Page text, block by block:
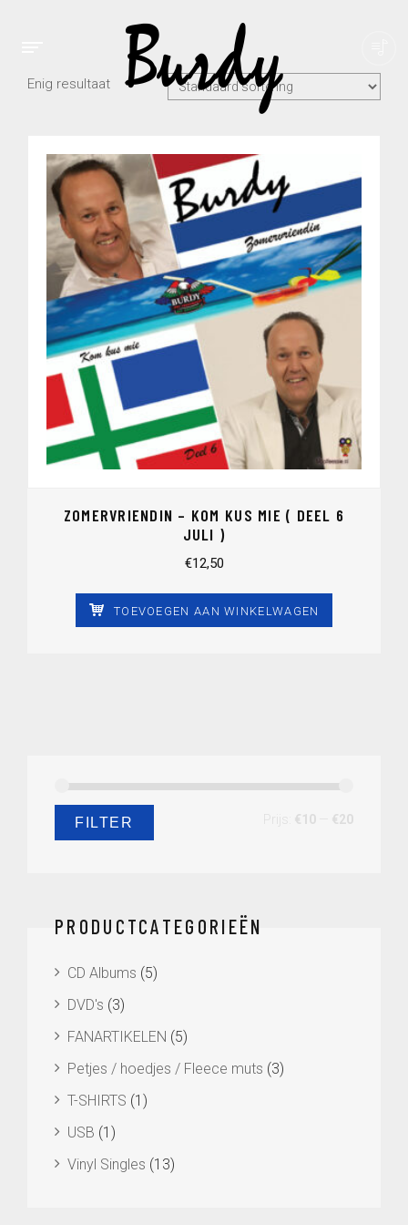
Enig resultaat
ZOMERVRIENDIN – KOM KUS MIE ( DEEL 6
JULI )
€12,50
TOEVOEGEN AAN WINKELWAGEN
Min.
Max.FILTER Prijs: €10 €20
PRODUCTCATEGORIEËN
CD Albums (5)
DVD's (3)
FANARTIKELEN (5)
Petjes / hoedjes / Fleece muts (3)
T-SHIRTS (1)
USB (1)
Vinyl Singles (13)